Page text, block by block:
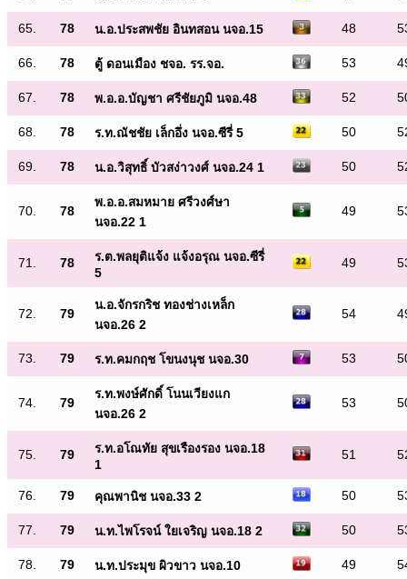
65. 78 น.อ.ประสพชัย อินทสอน นจอ.15 48
66. 78 ตู้ ดอนเมือง ชจอ. รร.จอ. 53
67. 78 พ.อ.อ.บัญชา ศรีชัยภูมิ นจอ.48 52
68. 78 ร.ท.ณัชชัย เล็กอึ่ง นจอ.ซีรี่ 5 50
69. 78 น.อ.วิสุทธิ์ บัวสง่าวงศ์ นจอ.24 1 50
70. 78
พ.อ.อ.สมหมาย ศรีวงศ์ษา
นจอ.22 1
49
71. 78
ร.ต.พลยุติแจ้ง แจ้งอรุณ นจอ.ซีรี่
5
49
72. 79
น.อ.จักรกริช ทองช่างเหล็ก
นจอ.26 2
54
73. 79 ร.ท.คมกฤช โขนงนุช นจอ.30 53
74. 79
ร.ท.พงษ์ศักดิ์ โนนเวียงแก
นจอ.26 2
53
75. 79
ร.ท.อโณทัย สุขเรืองรอง นจอ.18
1
51
76. 79 คุณพานิช นจอ.33 2 50
77. 79 น.ท.ไพโรจน์ ใยเจริญ นจอ.18 2 50
78. 79 น.ท.ประมุข ผิวขาว นจอ.10 49